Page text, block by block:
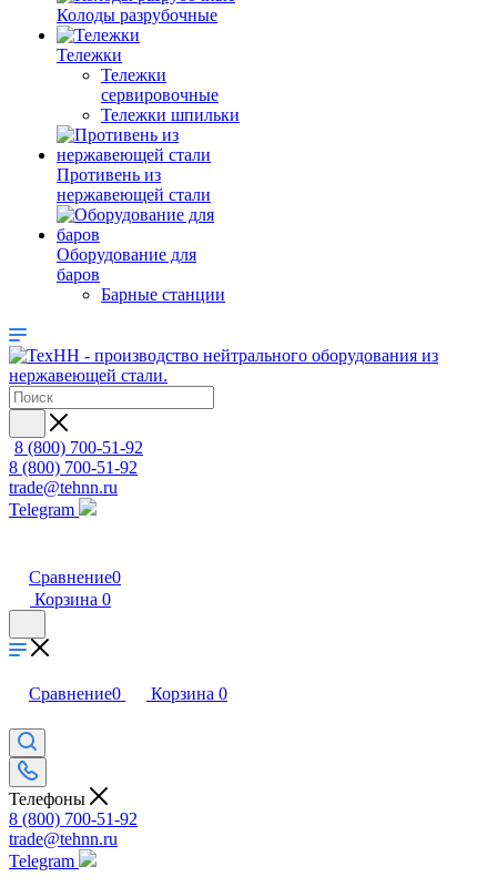
Колоды разрубочные
Тележки
Тележки
сервировочные
Тележки шпильки
Противень из
нержавеющей стали
Оборудование для
баров
Барные станции
8 (800) 700-51-92
8 (800) 700-51-92
trade@tehnn.ru
Telegram
Сравнение0
Корзина 0
Сравнение0 Корзина 0
Телефоны
8 (800) 700-51-92
trade@tehnn.ru
Telegram